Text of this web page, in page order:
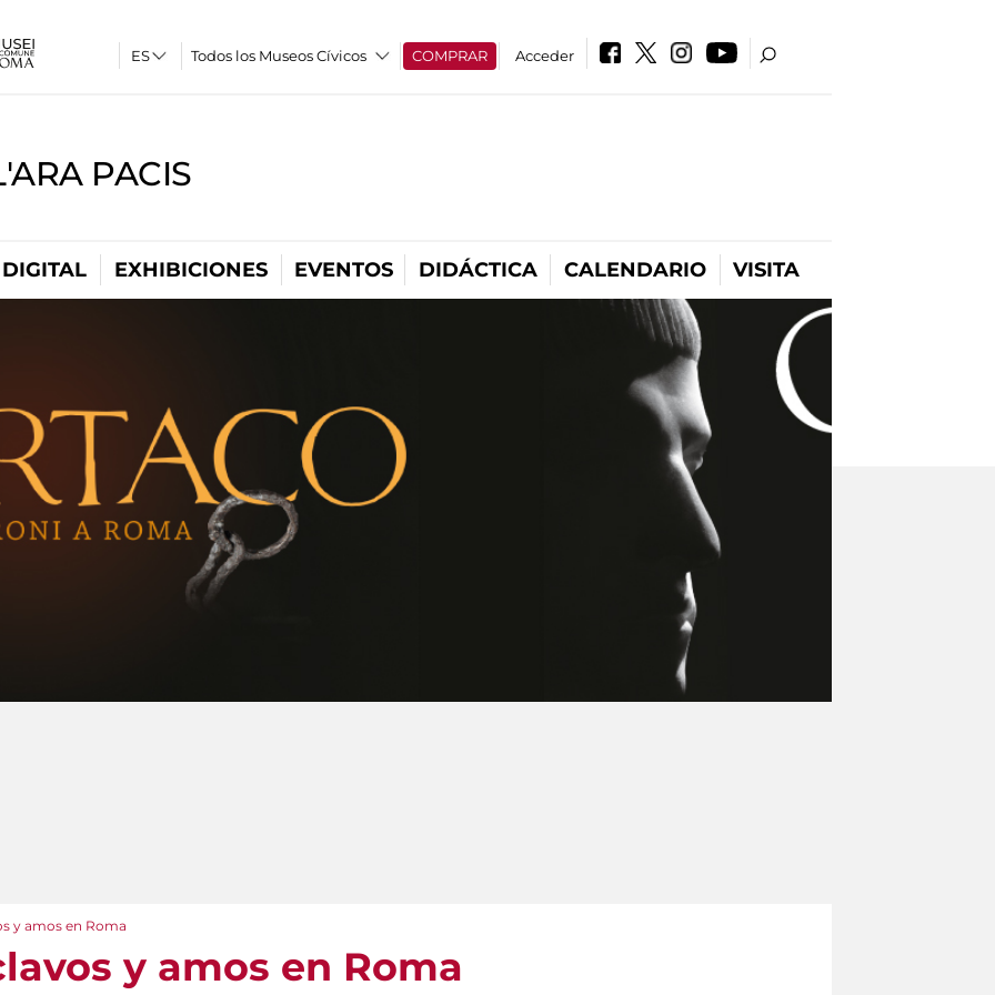
Todos los Museos Cívicos COMPRAR Acceder
PACIS
EXHIBICIONES EVENTOS DIDÁCTICA CALENDARIO VISITA
y amos en Roma
y amos en Roma